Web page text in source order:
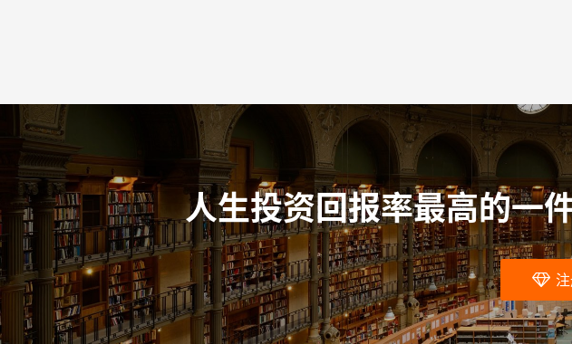
人生投资回报率最高的一